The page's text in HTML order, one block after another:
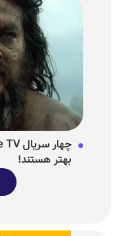
بهتر هستند!